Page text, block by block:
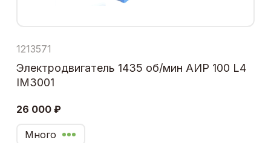
1213571
Электродвигатель 1435 об/мин АИР 100 L4
IM3001
26 000 ₽
Много